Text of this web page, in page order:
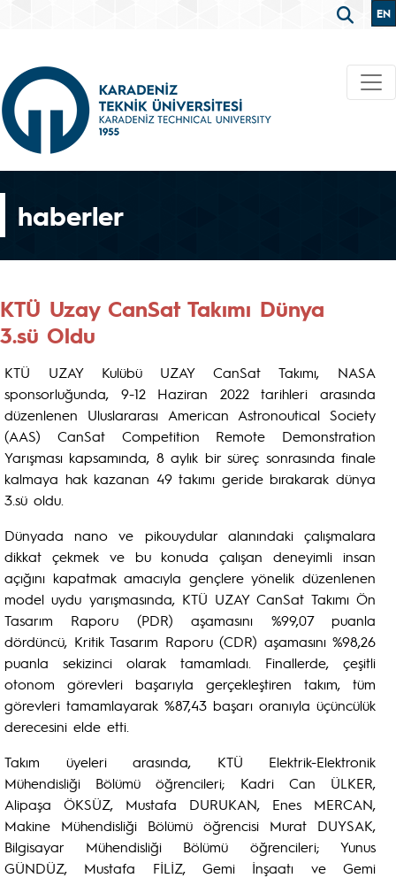
EN
haberler
KTÜ Uzay CanSat Takımı Dünya
3.sü Oldu
KTÜ UZAY Kulübü UZAY CanSat Takımı, NASA
sponsorluğunda, 9-12 Haziran 2022 tarihleri arasında
düzenlenen Uluslararası American Astronoutical Society
(AAS) CanSat Competition Remote Demonstration
Yarışması kapsamında, 8 aylık bir süreç sonrasında finale
kalmaya hak kazanan 49 takımı geride bırakarak dünya
3.sü oldu.
Dünyada nano ve pikouydular alanındaki çalışmalara
dikkat çekmek ve bu konuda çalışan deneyimli insan
açığını kapatmak amacıyla gençlere yönelik düzenlenen
model uydu yarışmasında, KTÜ UZAY CanSat Takımı Ön
Tasarım Raporu (PDR) aşamasını %99,07 puanla
dördüncü, Kritik Tasarım Raporu (CDR) aşamasını %98,26
puanla sekizinci olarak tamamladı. Finallerde, çeşitli
otonom görevleri başarıyla gerçekleştiren takım, tüm
görevleri tamamlayarak %87,43 başarı oranıyla üçüncülük
derecesini elde etti.
Takım üyeleri arasında, KTÜ Elektrik-Elektronik
Mühendisliği Bölümü öğrencileri; Kadri Can ÜLKER,
Alipaşa ÖKSÜZ, Mustafa DURUKAN, Enes MERCAN,
Makine Mühendisliği Bölümü öğrencisi Murat DUYSAK,
Bilgisayar Mühendisliği Bölümü öğrencileri; Yunus
GÜNDÜZ, Mustafa FİLİZ, Gemi İnşaatı ve Gemi